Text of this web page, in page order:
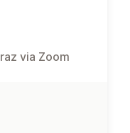
via Zoom